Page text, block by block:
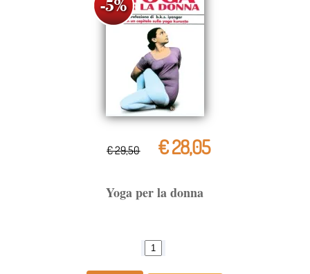
€ 29,50 € 28,05
Yoga per la donna